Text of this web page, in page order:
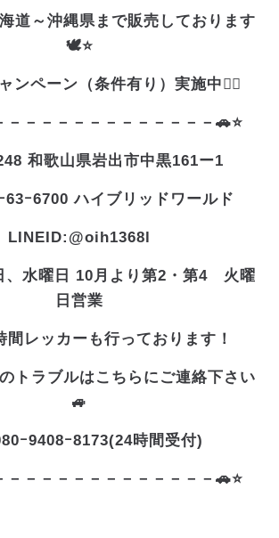
道～沖縄県まで販売しております
🕊️⭐
ンペーン（条件有り）実施中❤️‍🔥
－－－－－－－－－－－－－🚗⭐
和歌山県岩出市中黒161ー1
ｰ6700 ハイブリッドワールド
LINEID:@oih1368l
、水曜日 10月より第2・第4 火曜
日営業
間レッカーも行っております！
トラブルはこちらにご連絡下さい
🚙
ｰ9408ｰ8173(24時間受付)
－－－－－－－－－－－－－🚗⭐